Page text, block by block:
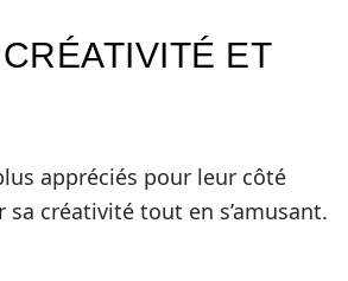
ET
appréciés pour leur côté
créativité tout en s’amusant.